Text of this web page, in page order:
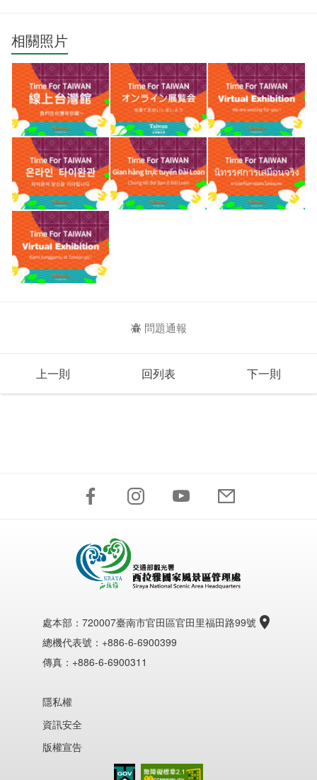
相關照片
問題通報
上一則 回列表 下一則
處本部： 720007臺南市官田區官田里福田路99號
總機代表號：+886-6-6900399
傳真：+886-6-6900311
隱私權
資訊安全
版權宣告